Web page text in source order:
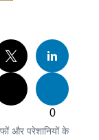
0
और परेशानियों के